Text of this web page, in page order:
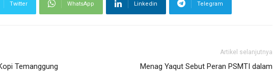
Twitter WhatsApp Linkedin Telegram
Temanggung
Artikel selanjutnya
Menag Yaqut Sebut Peran PSMTI dalam